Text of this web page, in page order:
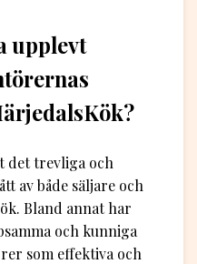
upplevt
det trevliga och
av både säljare och
Bland annat har
och kunniga
som effektiva och